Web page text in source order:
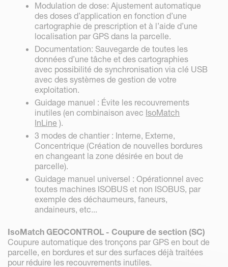
Modulation de dose: Ajustement automatique
des doses d’application en fonction d’une
cartographie de prescription et à l’aide d’une
localisation par GPS dans la parcelle.
Documentation: Sauvegarde de toutes les
données d’une tâche et des cartographies
avec possibilité de synchronisation via clé USB
avec des systèmes de gestion de votre
exploitation.
Guidage manuel : Évite les recouvrements
inutiles (en combinaison avec IsoMatch
InLine ).
3 modes de chantier : Interne, Externe,
Concentrique (Création de nouvelles bordures
en changeant la zone désirée en bout de
parcelle).
Guidage manuel universel : Opérationnel avec
toutes machines ISOBUS et non ISOBUS, par
exemple des déchaumeurs, faneurs,
andaineurs, etc...
IsoMatch GEOCONTROL - Coupure de section (SC)
Coupure automatique des tronçons par GPS en bout de
parcelle, en bordures et sur des surfaces déjà traitées
pour réduire les recouvrements inutiles.